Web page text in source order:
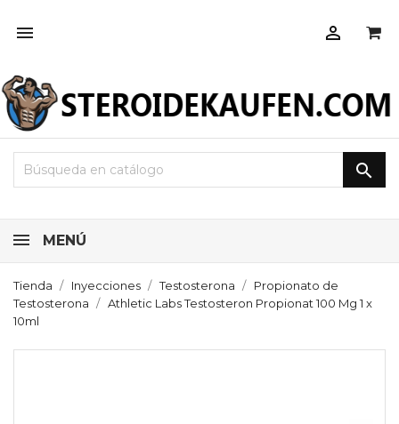
 

MENÚ
Tienda Inyecciones Testosterona
Propionato de
Testosterona
Athletic Labs Testosteron Propionat 100 Mg 1 x
10ml